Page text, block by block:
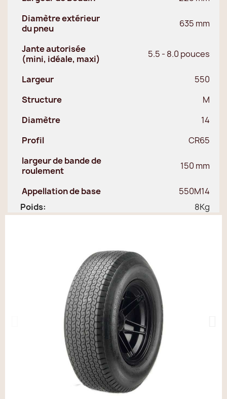
Diamètre extérieur
du pneu
635 mm
Jante autorisée
(mini, idéale, maxi)
5.5 - 8.0 pouces
Largeur
550
Structure
M
Diamètre
14
Profil
CR65
largeur de bande de
roulement
150 mm
Appellation de base
550M14
Poids:
8Kg